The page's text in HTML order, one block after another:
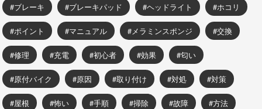
ブレーキ ブレーキパッド ヘッドライト ホコリ
ポイント マニュアル メラミンスポンジ 交換
修理 充電 初心者 効果 匂い
原付バイク 原因 取り付け 対処 対策
屋根 怖い 手順 掃除 故障 方法